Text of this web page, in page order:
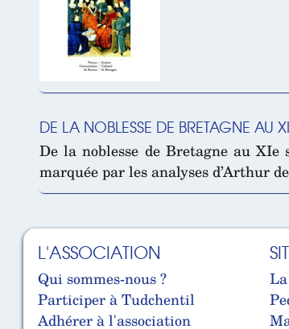
DE LA NOBLESSE DE BRETAGNE AU
De la noblesse de Bretagne au XIe
marquée par les analyses d’Arthur
L'ASSOCIATION
Qui sommes-nous ?
Participer à Tudchentil
Adhérer à l'association